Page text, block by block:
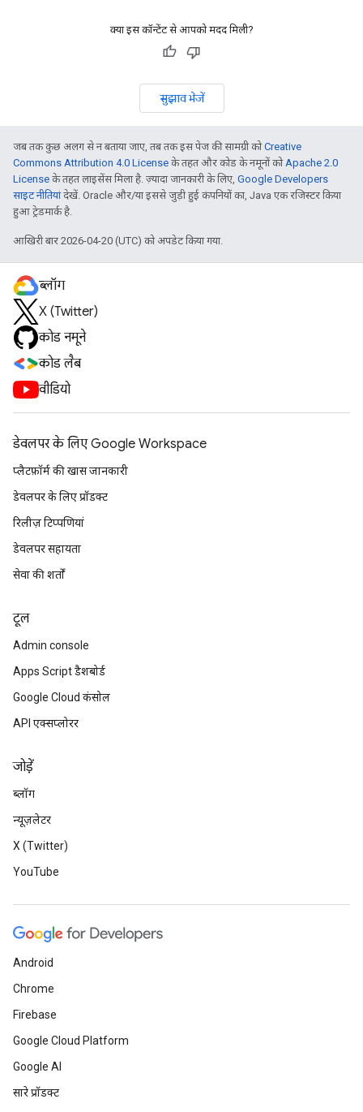
क्या इस कॉन्टेंट से आपको मदद मिली?
सुझाव भेजें
जब तक कुछ अलग से न बताया जाए, तब तक इस पेज की सामग्री कोCreative
Commons Attribution 4.0 License के तहत और कोड के नमूनों कोApache 2.0
License के तहत लाइसेंस मिला है. ज़्यादा जानकारी के लिए, Google Developers
साइट नीतियांदेखें. Oracle और/या इससे जुड़ी हुई कंपनियों का, Java एक रजिस्टर किया
हुआ ट्रेडमार्क है.
आखिरी बार 2026-04-20 (UTC) को अपडेट किया गया.
ब्लॉग
X (Twitter)
कोड नमूने
कोड लैब
वीडियो
डेवलपर के लिए Google Workspace
प्लैटफ़ॉर्म की खास जानकारी
डेवलपर के लिए प्रॉडक्ट
रिलीज़ टिप्पणियां
डेवलपर सहायता
सेवा की शर्तों
टूल
Admin console
Apps Script डैशबोर्ड
Google Cloud कंसोल
API एक्सप्लोरर
जोड़ें
ब्लॉग
न्यूज़लेटर
X (Twitter)
YouTube
Android
Chrome
Firebase
Google Cloud Platform
Google AI
सारे प्रॉडक्ट